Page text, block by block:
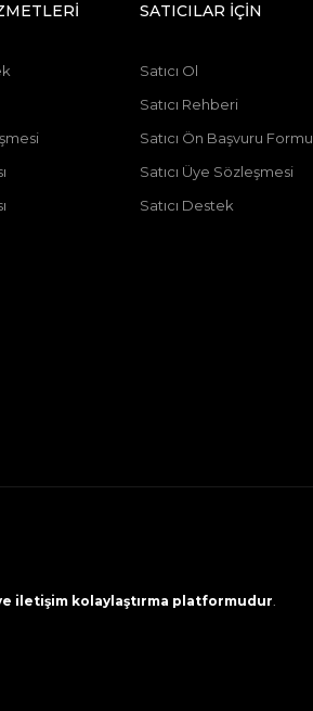
SATICILAR İÇİN
Satıcı Ol
Satıcı Rehberi
Satıcı Ön Başvuru Formu
Satıcı Üye Sözleşmesi
Satıcı Destek
iletişim kolaylaştırma platformudur.